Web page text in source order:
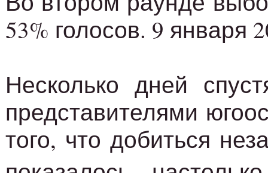
53% голосов. 9 января
Несколько дней
представителями
того, что добиться